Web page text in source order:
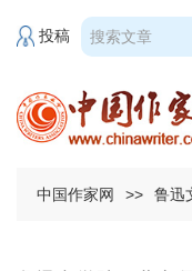
投稿
中国作家网 >> 鲁迅